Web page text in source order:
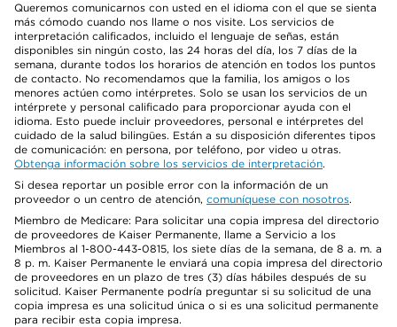
Queremos comunicarnos con usted en el idioma con el que se sienta
más cómodo cuando nos llame o nos visite. Los servicios de
interpretación calificados, incluido el lenguaje de señas, están
disponibles sin ningún costo, las 24 horas del día, los 7 días de la
semana, durante todos los horarios de atención en todos los puntos
de contacto. No recomendamos que la familia, los amigos o los
menores actúen como intérpretes. Solo se usan los servicios de un
intérprete y personal calificado para proporcionar ayuda con el
idioma. Esto puede incluir proveedores, personal e intérpretes del
cuidado de la salud bilingües. Están a su disposición diferentes tipos
de comunicación: en persona, por teléfono, por video u otras.
Obtenga información sobre los servicios de interpretación.
Si desea reportar un posible error con la información de un
proveedor o un centro de atención, comuníquese con nosotros.
Miembro de Medicare: Para solicitar una copia impresa del directorio
de proveedores de Kaiser Permanente, llame a Servicio a los
Miembros al 1-800-443-0815, los siete días de la semana, de 8 a. m. a
8 p. m. Kaiser Permanente le enviará una copia impresa del directorio
de proveedores en un plazo de tres (3) días hábiles después de su
solicitud. Kaiser Permanente podría preguntar si su solicitud de una
copia impresa es una solicitud única o si es una solicitud permanente
para recibir esta copia impresa.